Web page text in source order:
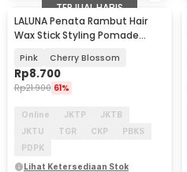
TERJUAL HABIS
LALUNA Penata Rambut Hair
Wax Stick Styling Pomade
Pink Cherry Blossom
Rp8.700
Rp21.900 61%
Online JKTP
JKTB
JKTU
TGR CKP
PBKS
PDPK
Lihat Ketersediaan Stok